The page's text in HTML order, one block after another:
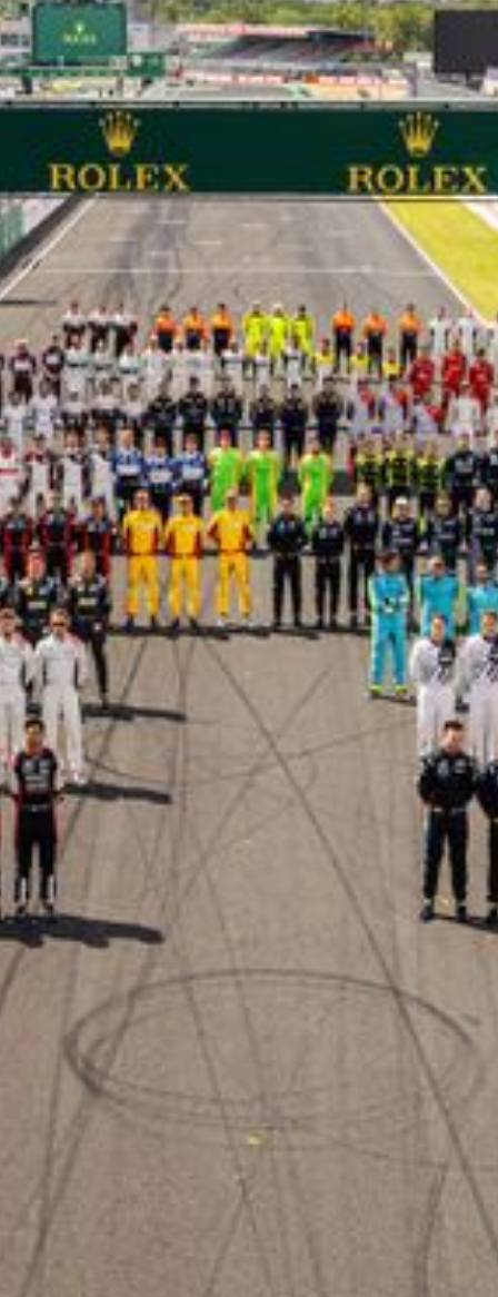
LES CATÉGORIES
PALMARÈS
HOSPITALITÉS
DÉVELOPPEMENT DURABLE
SEA BY DHL
PARTENAIRES
NEWSLETTER